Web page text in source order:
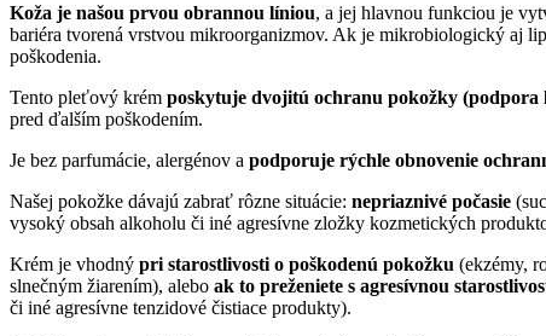
Koža je našou prvou obrannou líniou, a jej hlavnou funkciou je
bariéra tvorená vrstvou mikroorganizmov. Ak je mikrobiologický aj
poškodenia.
Tento pleťový krém poskytuje dvojitú ochranu pokožky
pred ďalším poškodením.
Je bez parfumácie, alergénov a podporuje rýchle obnovenie
Našej pokožke dávajú zabrať rôzne situácie: nepriaznivé počasie
vysoký obsah alkoholu či iné agresívne zložky kozmetických
Krém je vhodný pri starostlivosti o poškodenú pokožku (ekzémy,
slnečným žiarením), alebo ak to preženiete s agresívnou
či iné agresívne tenzidové čistiace produkty).